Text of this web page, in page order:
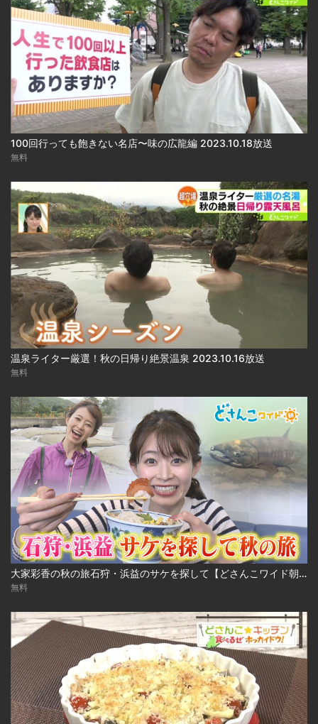
100回行っても飽きない名店〜味の広龍編 2023.10.18放送
無料
温泉ライター厳選！秋の日帰り絶景温泉 2023.10.16放送
無料
大家彩香の秋の旅石狩・浜益のサケを探して【どさんこワイド朝】 ※2023年10月3日 放送
無料